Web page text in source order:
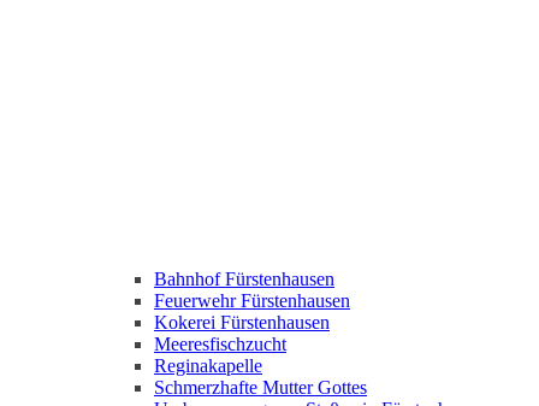
Bahnhof Fürstenhausen
Feuerwehr Fürstenhausen
Kokerei Fürstenhausen
Meeresfischzucht
Reginakapelle
Schmerzhafte Mutter Gottes